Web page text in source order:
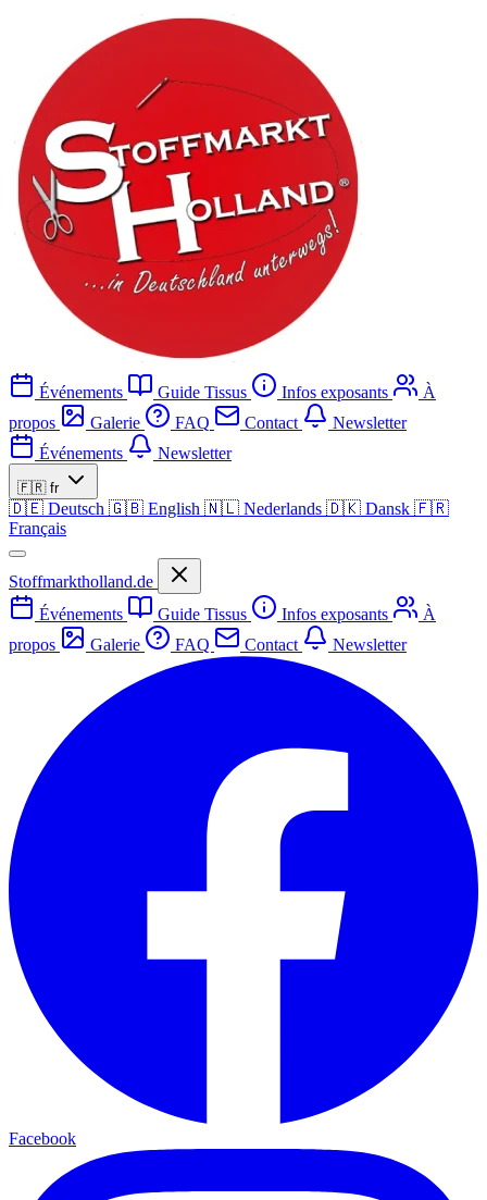
Événements Guide Tissus Infos exposants
À
propos
Galerie FAQ Contact
Newsletter
Événements
Newsletter
🇫🇷 fr
🇩🇪 Deutsch 🇬🇧 English 🇳🇱 Nederlands 🇩🇰 Dansk 🇫🇷
Français
Stoffmarktholland.de
Événements
Guide Tissus Infos exposants
À
propos
Galerie FAQ Contact Newsletter
Facebook